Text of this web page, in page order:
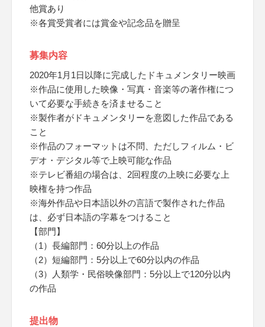
他賞あり
※各賞受賞者には賞金や記念品を贈呈
募集内容
2020年1月1日以降に完成したドキュメンタリー映画
※作品に使用した映像・写真・音楽等の著作権につ
いて必要な手続きを済ませること
※製作者がドキュメンタリーを意図した作品である
こと
※作品のフォーマットは不問、ただしフィルム・ビ
デオ・デジタル等で上映可能な作品
※テレビ番組の場合は、2回程度の上映に必要な上
映権を持つ作品
※海外作品や日本語以外の言語で製作された作品
は、必ず日本語の字幕をつけること
【部門】
（1）長編部門：60分以上の作品
（2）短編部門：5分以上で60分以内の作品
（3）人類学・民俗映像部門：5分以上で120分以内
の作品
提出物